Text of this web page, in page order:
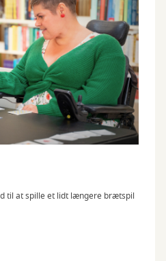
til at spille et lidt længere brætspil